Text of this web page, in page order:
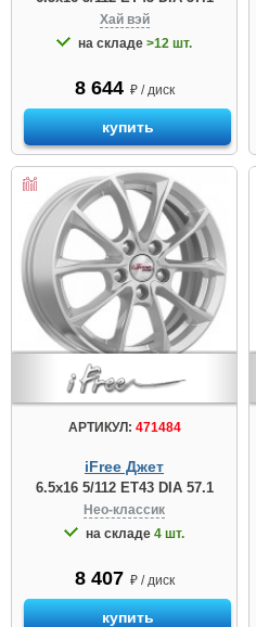
Хай вэй
на складе >12 шт.
8 644 ₽ / диск
купить
АРТИКУЛ: 471484
iFree Джет
6.5x16 5/112 ET43 DIA 57.1
Нео-классик
на складе 4 шт.
8 407 ₽ / диск
купить